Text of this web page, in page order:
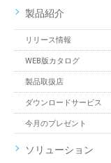
製品紹介
リリース情報
WEB版カタログ
製品取扱店
ダウンロードサービス
今月のプレゼント
ソリューション